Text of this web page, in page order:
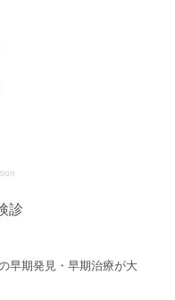
診
早期発見・早期治療が大